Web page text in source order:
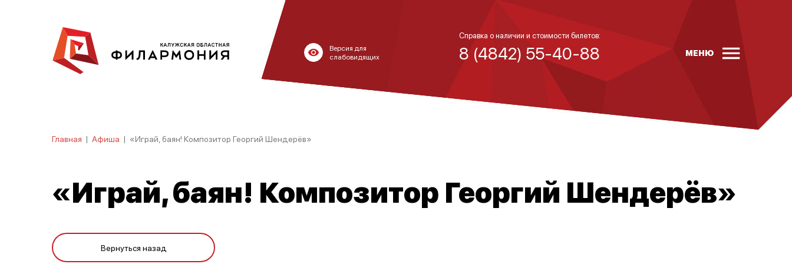
Версия для
слабовидящих
Справка о наличии и стоимости билетов:
8 (4842) 55-40-88 МЕНЮ
Главная | Афиша | «Играй, баян! Композитор Георгий Шендерёв»
«Играй, баян! Композитор Георгий Шендерёв»
Вернуться назад